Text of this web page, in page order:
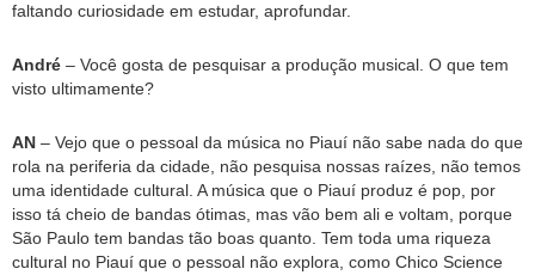
faltando curiosidade em estudar, aprofundar.
André – Você gosta de pesquisar a produção musical. O que tem
visto ultimamente?
AN – Vejo que o pessoal da música no Piauí não sabe nada do que
rola na periferia da cidade, não pesquisa nossas raízes, não temos
uma identidade cultural. A música que o Piauí produz é pop, por
isso tá cheio de bandas ótimas, mas vão bem ali e voltam, porque
São Paulo tem bandas tão boas quanto. Tem toda uma riqueza
cultural no Piauí que o pessoal não explora, como Chico Science